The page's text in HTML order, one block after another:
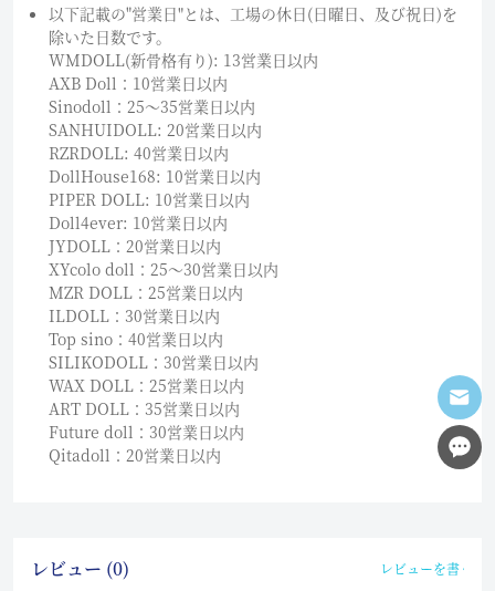
以下記載の"営業日"とは、工場の休日(日曜日、及び祝日)を
除いた日数です。
WMDOLL(新骨格有り): 13営業日以内
AXB Doll：10営業日以内
Sinodoll：25〜35営業日以内
SANHUIDOLL: 20営業日以内
RZRDOLL: 40営業日以内
DollHouse168: 10営業日以内
PIPER DOLL: 10営業日以内
Doll4ever: 10営業日以内
JYDOLL：20営業日以内
XYcolo doll：25〜30営業日以内
MZR DOLL：25営業日以内
ILDOLL：30営業日以内
Top sino：40営業日以内
SILIKODOLL：30営業日以内
WAX DOLL：25営業日以内
ART DOLL：35営業日以内
Future doll：30営業日以内
Qitadoll：20営業日以内
レビュー (0) レビューを書く